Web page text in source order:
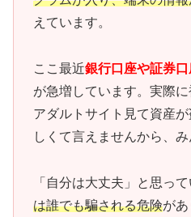
えています。
ここ最近銀行口座や証券
が急増しています。実際
アダルトサイト見て資産
しくて言えませんから、み
「自分は大丈夫」と思って
は誰でも騙される危険があ